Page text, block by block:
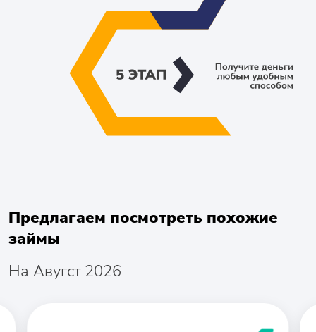
Предлагаем посмотреть похожие
займы
На Авугст 2026